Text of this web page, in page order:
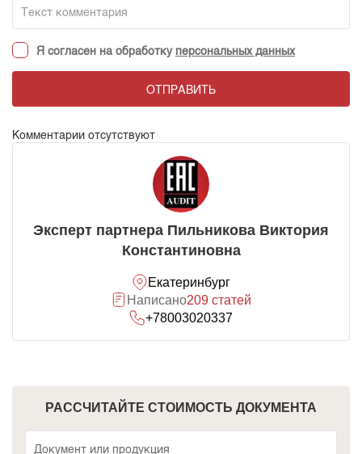
Я согласен на обработку персональных данных
ОТПРАВИТЬ
Комментарии отсутствуют
Эксперт партнера Пильникова Виктория
Константиновна
Екатеринбург
Написано209 статей
+78003020337
РАССЧИТАЙТЕ СТОИМОСТЬ ДОКУМЕНТА